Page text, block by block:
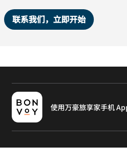
联系我们，立即开始
使用万豪旅享家手机